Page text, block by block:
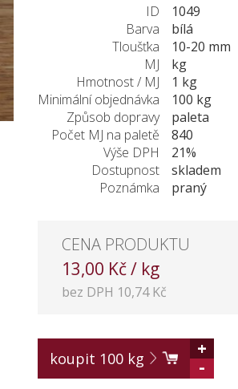
ID
1049
Barva
bílá
Tloušťka
10-20 mm
MJ
kg
Hmotnost / MJ
1 kg
Minimální objednávka
100 kg
Způsob dopravy
paleta
Počet MJ na paletě
840
Výše DPH
21%
Dostupnost
skladem
Poznámka
praný
CENA PRODUKTU
13,00 Kč / kg
bez DPH 10,74 Kč
koupit 100 kg
+
-